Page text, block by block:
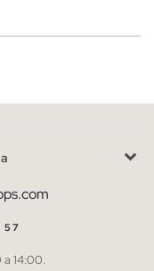
momento.
57
a 14:00.